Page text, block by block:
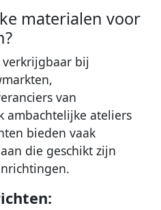
materialen voor
bij
van
ambachtelijke ateliers
bieden vaak
die geschikt zijn